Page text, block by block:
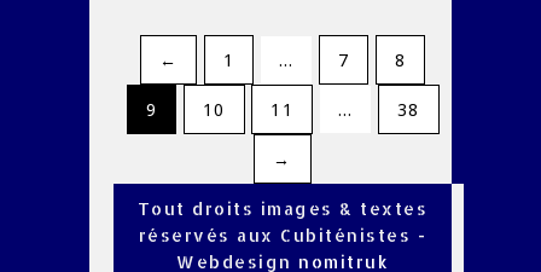
← 1 … 7 8
9 10 11 … 38
→
Tout droits images & textes
réservés aux Cubiténistes -
Webdesign nomitruk